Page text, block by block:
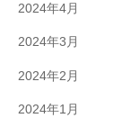
2024年4月
2024年3月
2024年2月
2024年1月